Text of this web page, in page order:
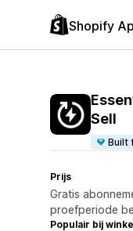
Shopify
Sell
Built
Prijs
Gratis
proefperiode
Populair bij